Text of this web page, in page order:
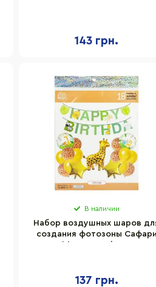
143 грн.
В наличии
Набор воздушных шаров
создания фотозоны Сафари
137 грн.